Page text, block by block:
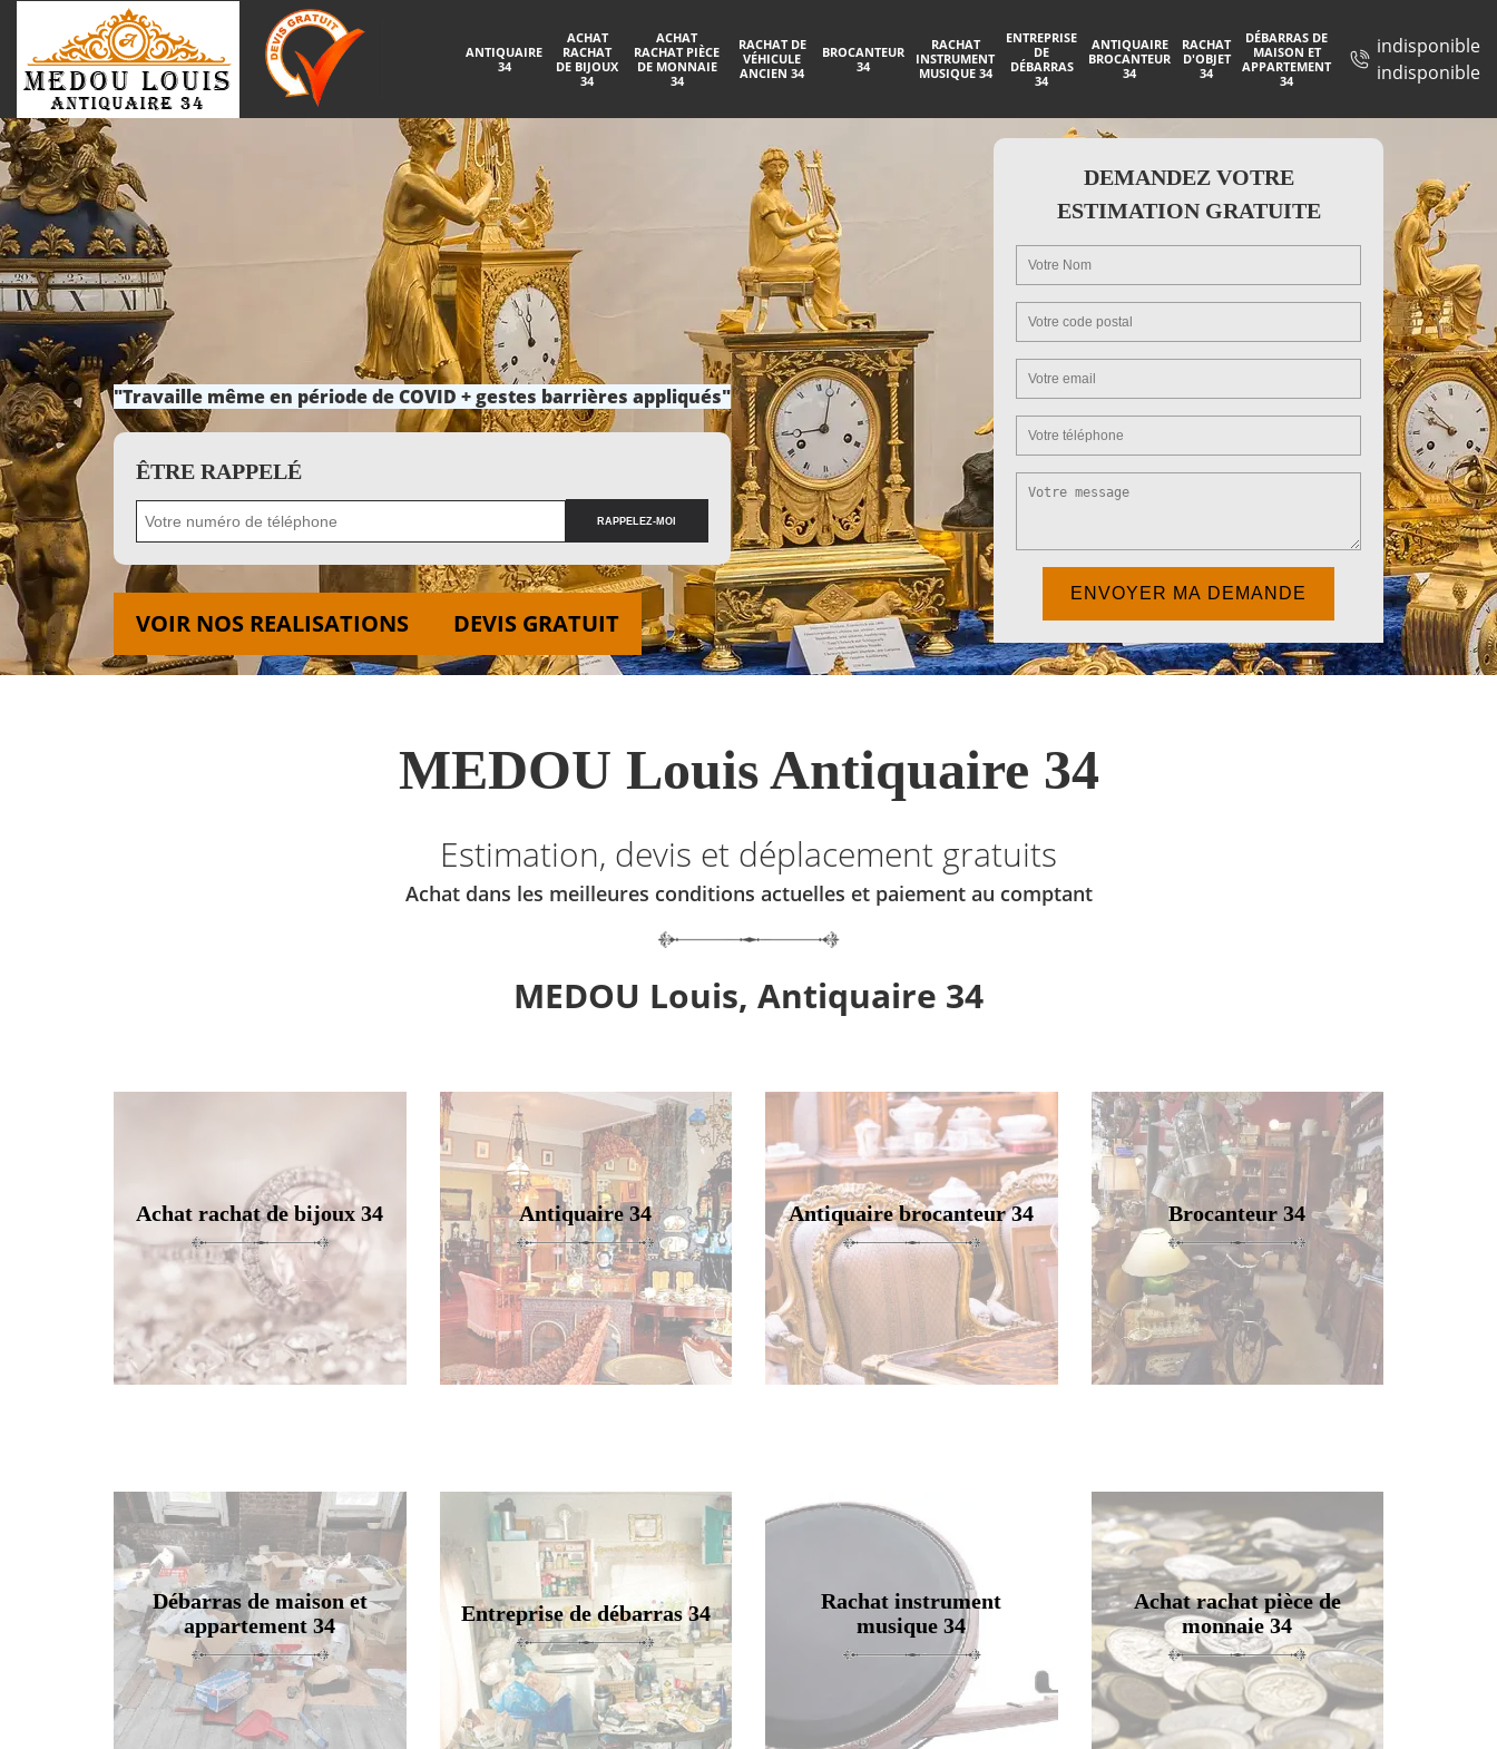
ANTIQUAIRE
34
ACHAT
RACHAT
DE BIJOUX
34
ACHAT
RACHAT PIÈCE
DE MONNAIE
34
RACHAT DE
VÉHICULE
ANCIEN 34
BROCANTEUR
34
RACHAT
INSTRUMENT
MUSIQUE 34
ENTREPRISE
DE
DÉBARRAS
34
ANTIQUAIRE
BROCANTEUR
34
RACHAT
D'OBJET
34
DÉBARRAS DE
MAISON ET
APPARTEMENT
34
indisponible
indisponible
"Travaille même en période de COVID + gestes barrières appliqués"
ÊTRE RAPPELÉ
VOIR NOS REALISATIONS DEVIS GRATUIT
DEMANDEZ VOTRE
ESTIMATION GRATUITE
MEDOU Louis Antiquaire 34
Estimation, devis et déplacement gratuits
Achat dans les meilleures conditions actuelles et paiement au comptant
MEDOU Louis, Antiquaire 34
Achat rachat de bijoux 34 Antiquaire 34 Antiquaire brocanteur 34 Brocanteur 34
Débarras de maison et
appartement 34
Entreprise de débarras 34
Rachat instrument
musique 34
Achat rachat pièce de
monnaie 34